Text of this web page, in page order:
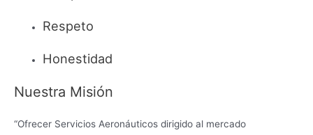
Respeto
Honestidad
Nuestra Misión
“Ofrecer Servicios Aeronáuticos dirigido al mercado